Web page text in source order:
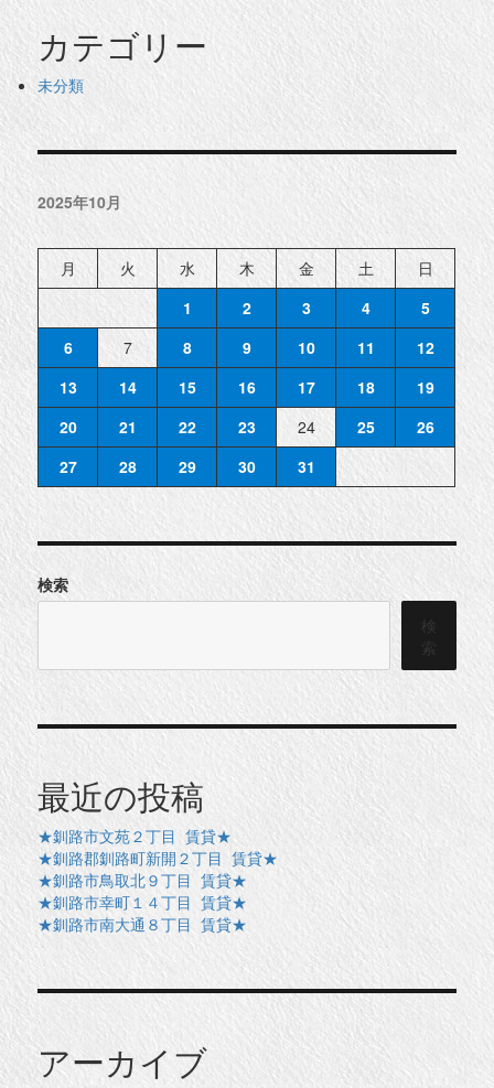
カテゴリー
未分類
2025年10月
月 火 水 木 金 土
日
1
2 3 4
5
6
7 8 9 10 11
12
13
14 15 16 17 18
19
20
21 22 23 24 25
26
27
28 29 30 31
検索
検
索
最近の投稿
★釧路市文苑２丁目 賃貸★
★釧路郡釧路町新開２丁目 賃貸★
★釧路市鳥取北９丁目 賃貸★
★釧路市幸町１４丁目 賃貸★
★釧路市南大通８丁目 賃貸★
アーカイブ